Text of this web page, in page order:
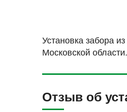
Установка забора
Московской области.
Отзыв об